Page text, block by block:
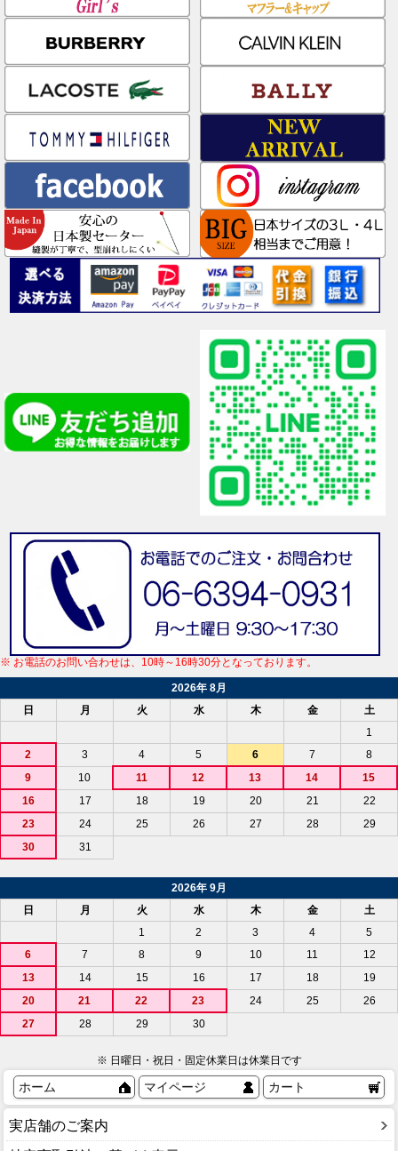
※ お電話のお問い合わせは、10時～16時30分となっております。
2026年 8月
日
月 火 水 木 金
土
1
2
3 4 5 6 7
8
9
10 11 12 13 14
15
16
17 18 19 20 21
22
23
24 25 26 27 28
29
30
31
2026年 9月
日
月 火 水 木 金
土
1
2 3 4
5
6
7 8 9 10 11
12
13
14 15 16 17 18
19
20
21 22 23 24 25
26
27
28 29 30
※ 日曜日・祝日・固定休業日は休業日です
ホーム マイページ カート
実店舗のご案内